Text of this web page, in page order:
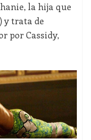
la hija que
y trata de
por Cassidy,